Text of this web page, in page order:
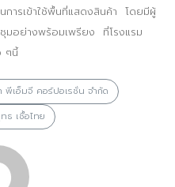
การเข้าใช้พื้นที่แสดงสินค้า โดยมีผู้
ชุมอย่างพร้อมเพรียง ที่โรงแรม
ๆนี้
พีเอ็มจี คอร์ปอเรชั่น จำกัด
ธ เชื้อไทย